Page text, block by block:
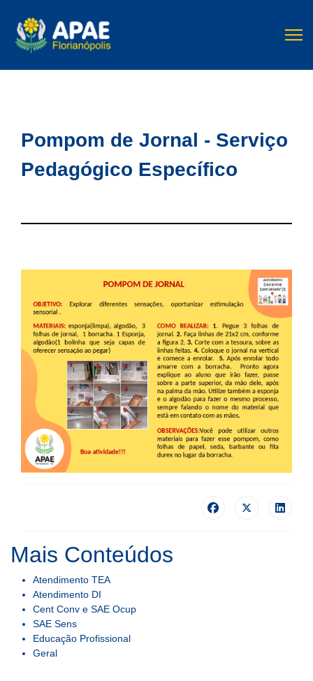
Pompom de Jornal - Serviço
Pedagógico Específico
Mais Conteúdos
Atendimento TEA
Atendimento DI
Cent Conv e SAE Ocup
SAE Sens
Educação Profissional
Geral